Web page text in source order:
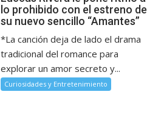
lo prohibido con el estreno de
su nuevo sencillo “Amantes”
*La canción deja de lado el drama
tradicional del romance para
explorar un amor secreto y...
Curiosidades y Entretenimiento